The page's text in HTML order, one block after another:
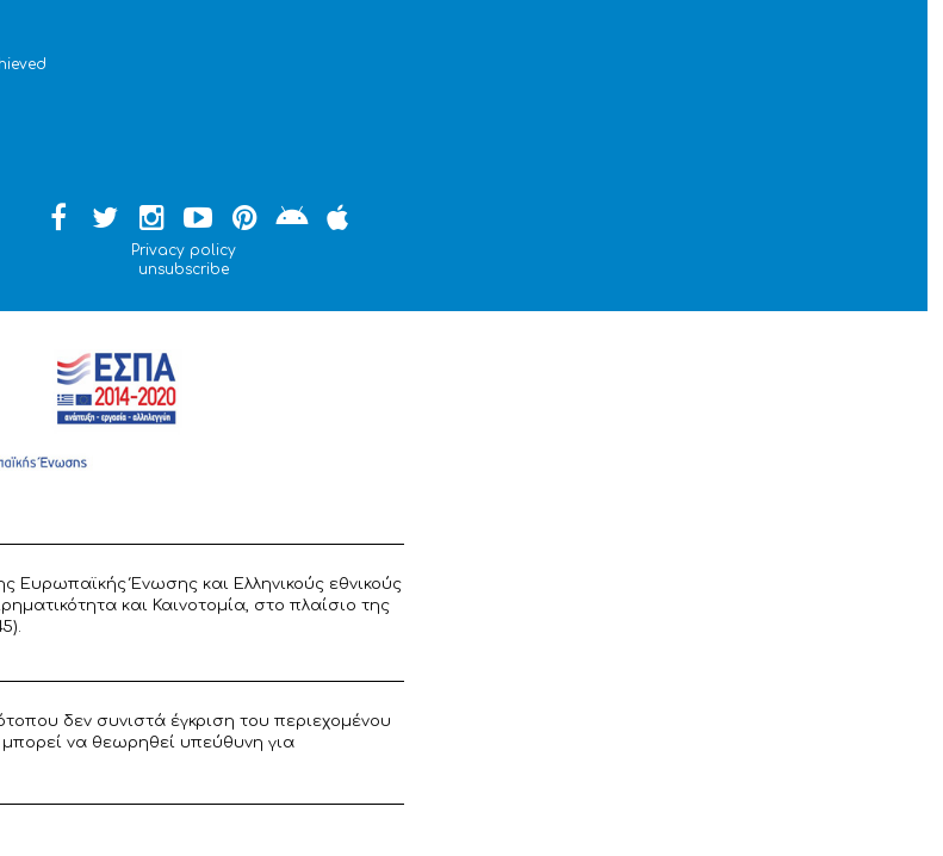
Privacy policy
unsubscribe
Ευρωπαϊκής Ένωσης και Ελληνικούς εθνικούς
και Καινοτομία, στο πλαίσιο της
δεν συνιστά έγκριση του περιεχομένου
να θεωρηθεί υπεύθυνη για